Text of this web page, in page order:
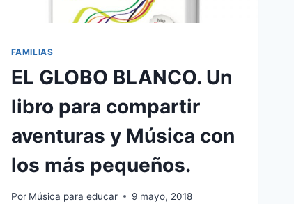
FAMILIAS
EL GLOBO BLANCO. Un
libro para compartir
aventuras y Música con
los más pequeños.
Por Música para educar 9 mayo, 2018